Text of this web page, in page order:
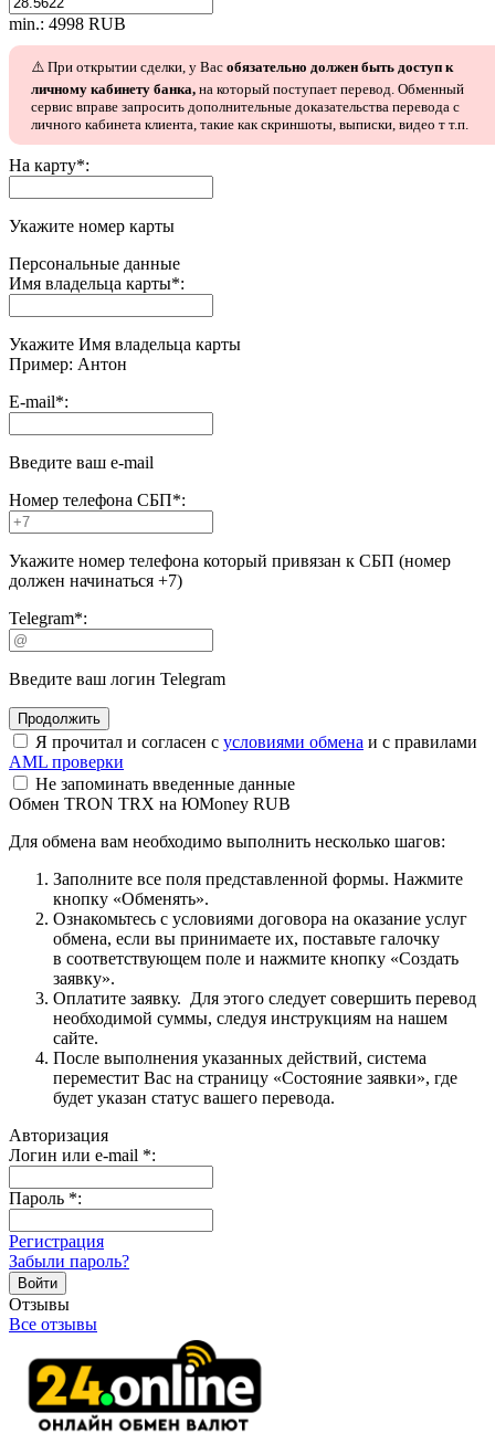
min.: 4998 RUB
⚠️ При открытии сделки, у Вас обязательно должен быть доступ к
личному кабинету банка, на который поступает перевод. Обменный
сервис вправе запросить дополнительные доказательства перевода с
личного кабинета клиента, такие как скриншоты, выписки, видео т т.п.
На карту*:
Укажите номер карты
Персональные данные
Имя владельца карты*:
Укажите Имя владельца карты
Пример: Антон
E-mail*:
Введите ваш e-mail
Номер телефона СБП*:
Укажите номер телефона который привязан к СБП (номер
должен начинаться +7)
Telegram*:
Введите ваш логин Telegram
Я прочитал и согласен с условиями обмена и с правилами
AML проверки
Не запоминать введенные данные
Обмен TRON TRX на ЮMoney RUB
Для обмена вам необходимо выполнить несколько шагов:
Заполните все поля представленной формы. Нажмите
кнопку «Обменять».
Ознакомьтесь с условиями договора на оказание услуг
обмена, если вы принимаете их, поставьте галочку
в соответствующем поле и нажмите кнопку «Создать
заявку».
Оплатите заявку. Для этого следует совершить перевод
необходимой суммы, следуя инструкциям на нашем
сайте.
После выполнения указанных действий, система
переместит Вас на страницу «Состояние заявки», где
будет указан статус вашего перевода.
Авторизация
Логин или e-mail *:
Пароль *:
Регистрация
Забыли пароль?
Отзывы
Все отзывы